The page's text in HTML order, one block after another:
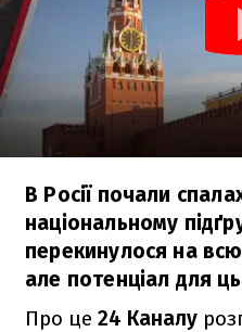
В Росії почали
національному
перекинулося на
але потенціал для
Про це 24 Каналу